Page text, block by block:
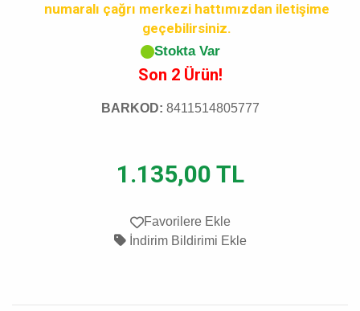
numaralı çağrı merkezi hattımızdan iletişime
geçebilirsiniz.
Stokta Var
Son 2 Ürün!
BARKOD: 8411514805777
1.135,00 TL
Favorilere Ekle
İndirim Bildirimi Ekle